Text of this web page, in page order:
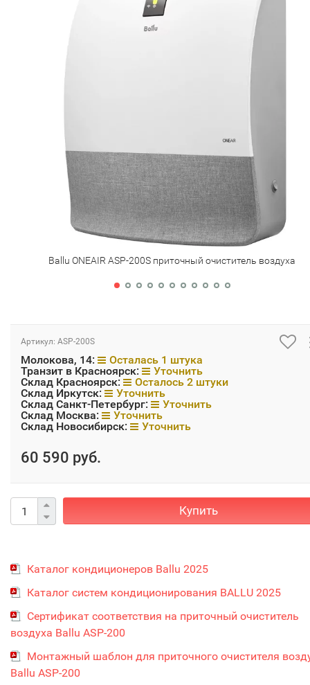
Ballu ONEAIR ASP-200S приточный очиститель воздуха
Артикул: ASP-200S
Молокова, 14:
Осталась 1 штука
Транзит в Красноярск:
Уточнить
Склад Красноярск:
Осталось 2 штуки
Склад Иркутск:
Уточнить
Склад Санкт-Петербург:
Уточнить
Склад Москва:
Уточнить
Склад Новосибирск:
Уточнить
60 590 руб.
Купить
Каталог кондиционеров Ballu 2025
Каталог систем кондиционирования BALLU 2025
Сертификат соответствия на приточный очиститель
воздуха Ballu ASP-200
Монтажный шаблон для приточного очистителя
Ballu ASP-200